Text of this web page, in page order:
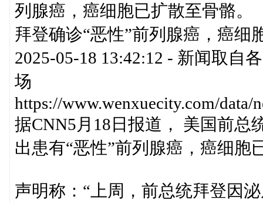
列腺癌，癌细胞已扩散至骨骼。
拜登确诊“恶性”前列腺癌，癌细
2025-05-18 13:42:12 - 新闻取自
场
https://www.wenxuecity.com/data/
据CNN5月18日报道， 美国前总
出患有“恶性”前列腺癌，癌细胞
声明称：“上周，前总统拜登因